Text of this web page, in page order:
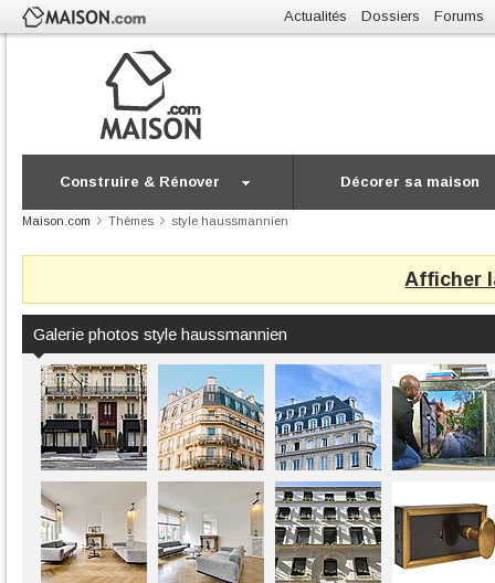
Actualités Dossiers Forums
Construire & Rénover Décorer sa maison
Maison.com Thèmes style haussmannien
Afficher
Galerie photos style haussmannien